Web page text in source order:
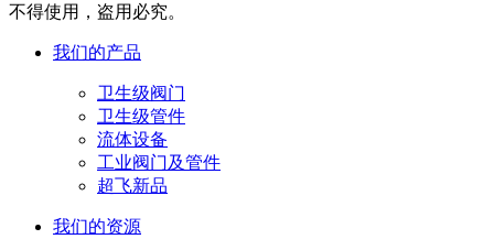
不得使用，盗用必究。
我们的产品
卫生级阀门
卫生级管件
流体设备
工业阀门及管件
超飞新品
我们的资源